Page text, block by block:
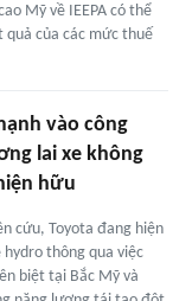
Mỹ về IEEPA có thể
quả của các mức thuế
vào công
lai xe không
hữu
cứu, Toyota đang hiện
thông qua việc
biệt tại Bắc Mỹ và